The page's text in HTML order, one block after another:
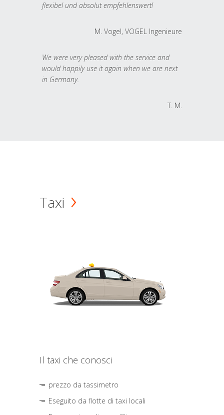
flexibel und absolut empfehlenswert!
M. Vogel, VOGEL Ingenieure
We were very pleased with the service and
would happily use it again when we are next
in Germany.
T. M.
Taxi
Il taxi che conosci
prezzo da tassimetro
Eseguito da flotte di taxi locali